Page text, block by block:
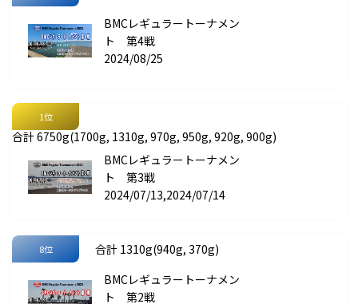
BMCレギュラートーナメン
ト 第4戦
2024/08/25
1位
合計 6750g(1700g, 1310g, 970g, 950g, 920g, 900g)
BMCレギュラートーナメン
ト 第3戦
2024/07/13,2024/07/14
8位
合計 1310g(940g, 370g)
BMCレギュラートーナメン
ト 第2戦